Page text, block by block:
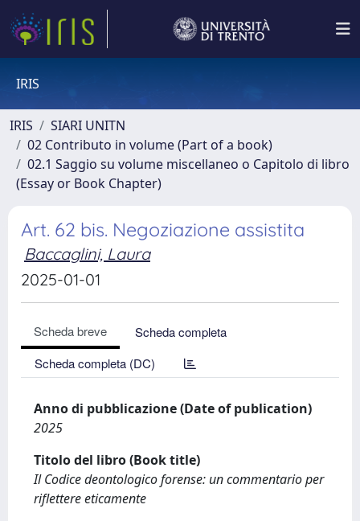
IRIS
IRIS
SIARI UNITN
02 Contributo in volume (Part of a book)
02.1 Saggio su volume miscellaneo o Capitolo di libro
(Essay or Book Chapter)
Art. 62 bis. Negoziazione assistita
Baccaglini, Laura
2025-01-01
Scheda breve
Scheda completa
Scheda completa (DC)
Anno di pubblicazione (Date of publication)
2025
Titolo del libro (Book title)
Il Codice deontologico forense: un commentario per
riflettere eticamente